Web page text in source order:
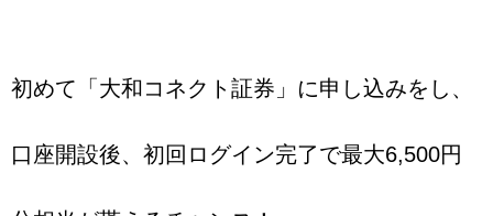
初めて「大和コネクト証券」に申し込みをし、
口座開設後、初回ログイン完了で最大6,500円